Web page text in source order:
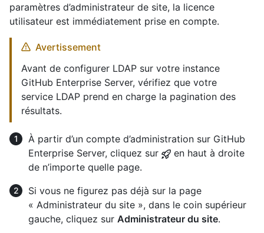
paramètres d’administrateur de site, la licence
utilisateur est immédiatement prise en compte.
Avertissement
Avant de configurer LDAP sur votre instance
GitHub Enterprise Server, vérifiez que votre
service LDAP prend en charge la pagination des
résultats.
À partir d’un compte d’administration sur GitHub
Enterprise Server, cliquez sur
en haut à droite
de n’importe quelle page.
Si vous ne figurez pas déjà sur la page
« Administrateur du site », dans le coin supérieur
gauche, cliquez sur Administrateur du site.